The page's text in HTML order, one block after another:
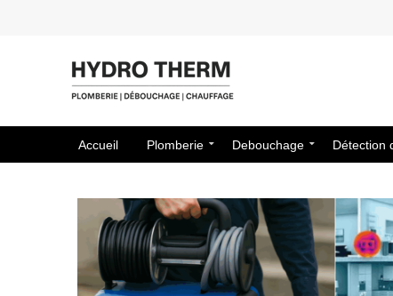
Accueil Plomberie Debouchage Détection